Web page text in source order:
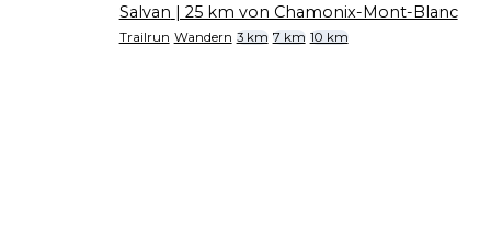
Salvan | 25 km von Chamonix-Mont-Blanc
Trailrun Wandern 3 km 7 km 10 km